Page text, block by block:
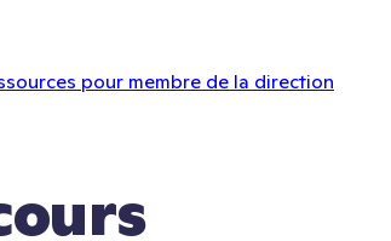
pour membre de la direction